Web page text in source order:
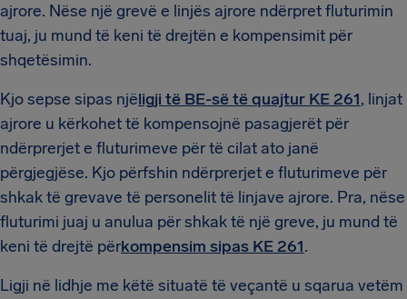
ajrore. Nëse një grevë e linjës ajrore ndërpret fluturimin
tuaj, ju mund të keni të drejtën e kompensimit për
shqetësimin.
Kjo sepse sipas njëligji të BE-së të quajtur KE 261, linjat
ajrore u kërkohet të kompensojnë pasagjerët për
ndërprerjet e fluturimeve për të cilat ato janë
përgjegjëse. Kjo përfshin ndërprerjet e fluturimeve për
shkak të grevave të personelit të linjave ajrore. Pra, nëse
fluturimi juaj u anulua për shkak të një greve, ju mund të
keni të drejtë përkompensim sipas KE 261.
Ligji në lidhje me këtë situatë të veçantë u sqarua vetëm